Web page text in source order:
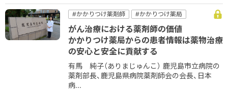
#かかりつけ薬剤師
#かかりつけ薬局
#コミュニケーション
#他職種
#病院
#病院薬剤師
がん治療における薬剤師の価値
かかりつけ薬局からの患者情報は薬物治療
の安心と安全に貢献する
有馬 純子（ありまじゅんこ） 鹿児島市立病院の
薬剤部長、鹿児島県病院薬剤師会の会長、日本
病...